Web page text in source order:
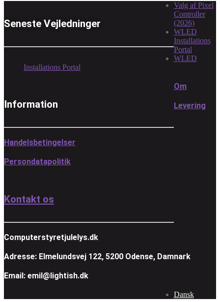
Seneste Vejledninger
Valg af Pixel
Controller
(2026)
WLED
Installations
Portal
WLED
Installations Portal
Information
Om
Levering
Handelsbetingelser
Persondatapolitik
Kontakt os
Computerstyretjulelys.dk
Adresse: Elmelundsvej 122, 5200 Odense, Damnark
Email: emil@lightish.dk
Dansk